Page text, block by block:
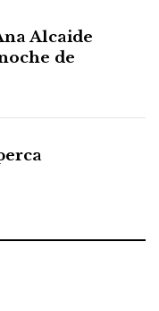
Alcaide
de